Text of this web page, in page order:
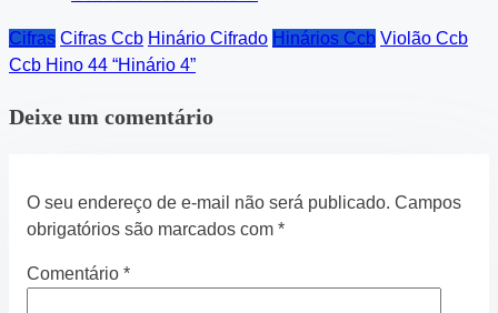
Cifras Cifras Ccb Hinário Cifrado Hinários Ccb Violão Ccb
Ccb Hino 44 “Hinário 4”
Deixe um comentário
O seu endereço de e-mail não será publicado. Campos
obrigatórios são marcados com *
Comentário *